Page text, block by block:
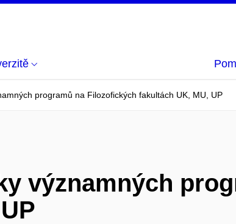
programů na Filozofických fakultách UK, MU, UP
významných